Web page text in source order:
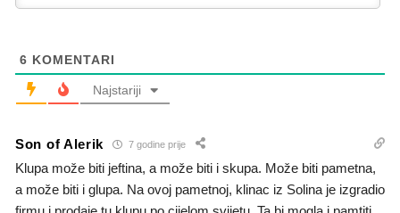
6 KOMENTARI
Najstariji
Son of Alerik 7 godine prije
Klupa može biti jeftina, a može biti i skupa. Može biti pametna,
a može biti i glupa. Na ovoj pametnoj, klinac iz Solina je izgradio